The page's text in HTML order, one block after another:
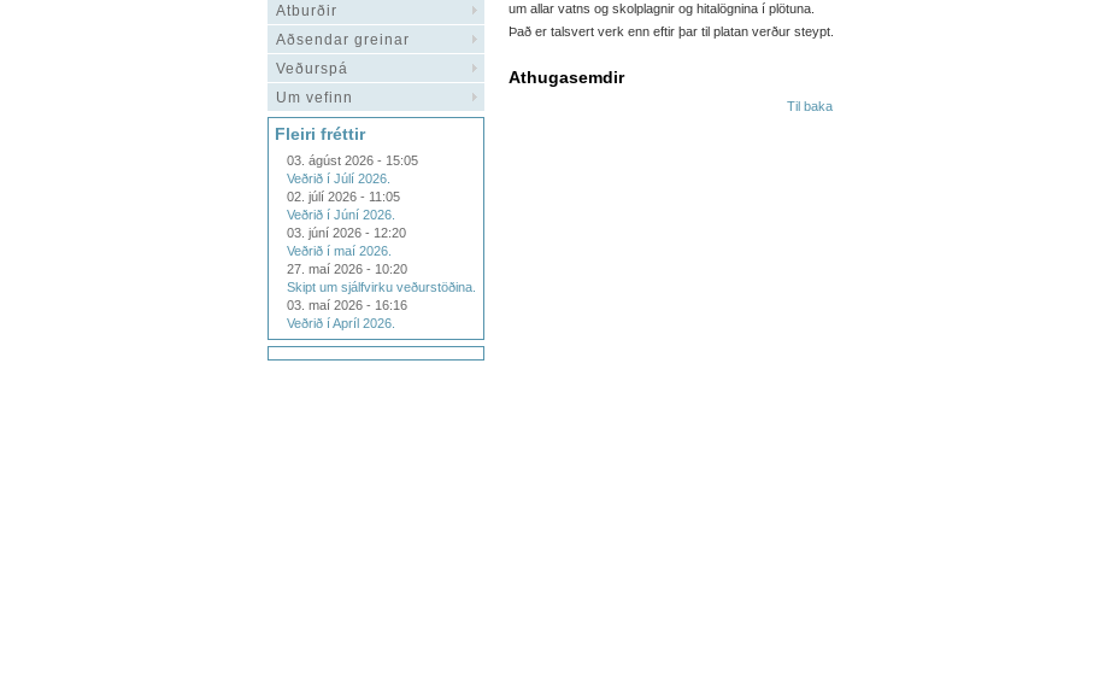
Atburðir
Aðsendar greinar
Veðurspá
Um vefinn
Fleiri fréttir
03. ágúst 2026 - 15:05
Veðrið í Júlí 2026.
02. júlí 2026 - 11:05
Veðrið í Júní 2026.
03. júní 2026 - 12:20
Veðrið í maí 2026.
27. maí 2026 - 10:20
Skipt um sjálfvirku veðurstöðina.
03. maí 2026 - 16:16
Veðrið í Apríl 2026.
um allar vatns og skolplagnir og hitalögnina í plötuna.
Það er talsvert verk enn eftir þar til platan verður steypt.
Athugasemdir
Til baka